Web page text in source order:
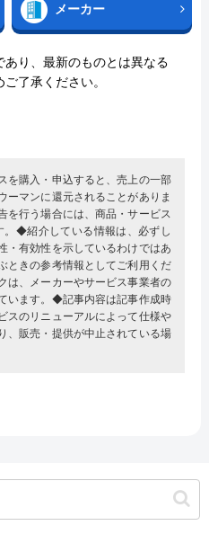
メーカー
り、最新のものとは異なる
了承ください。
購入・申込すると、売上の一部
ーマンに還元されることがありま
行う場合には、商品・サービス
。◆紹介している情報は、必ずし
・有効性を示しているわけではあ
ときの参考情報としてご利用くだ
は、メーカーやサービス事業者の
います。◆記事内容は記事作成時
スのリニューアルによって仕様や
、販売・提供が中止されている場